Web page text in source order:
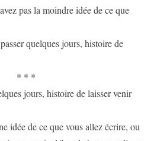
pas la moindre idée de ce que
quelques jours, histoire de
*
jours, histoire de laisser venir
idée de ce que vous allez écrire, ou